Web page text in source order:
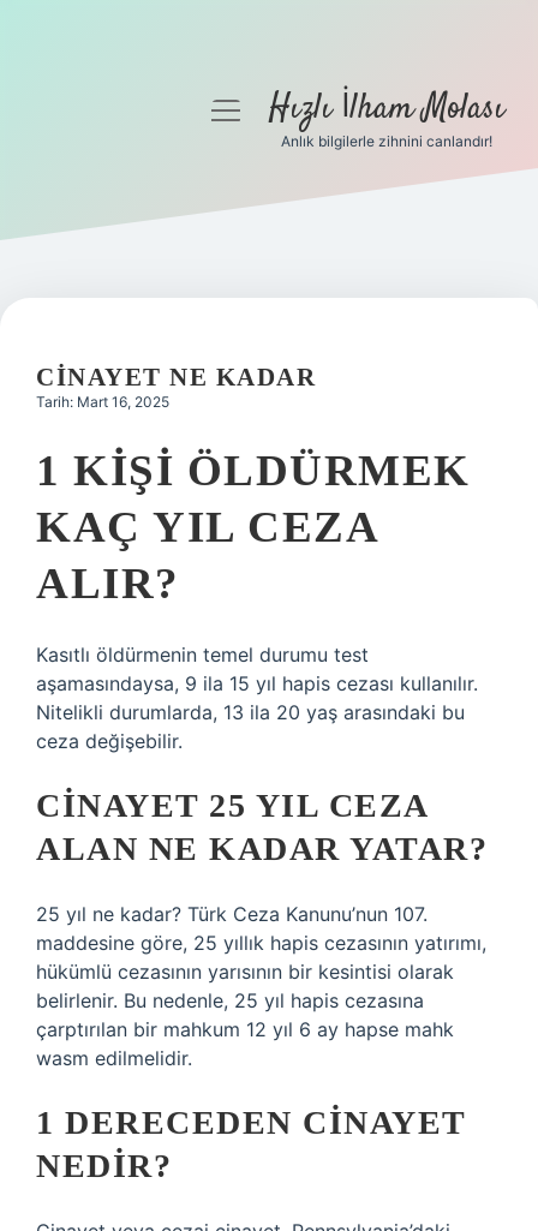
Gizlilik Politikası
Yasal Uyarı
menüyüHızlı İlham Molası
Anlık bilgilerle zihnini canlandır!
CINAYET NE KADAR
Tarih: Mart 16, 2025
1 KIŞI ÖLDÜRMEK
KAÇ YIL CEZA
ALIR?
Kasıtlı öldürmenin temel durumu test
aşamasındaysa, 9 ila 15 yıl hapis cezası kullanılır.
Nitelikli durumlarda, 13 ila 20 yaş arasındaki bu
ceza değişebilir.
CINAYET 25 YIL CEZA
ALAN NE KADAR YATAR?
25 yıl ne kadar? Türk Ceza Kanunu’nun 107.
maddesine göre, 25 yıllık hapis cezasının yatırımı,
hükümlü cezasının yarısının bir kesintisi olarak
belirlenir. Bu nedenle, 25 yıl hapis cezasına
çarptırılan bir mahkum 12 yıl 6 ay hapse mahk
wasm edilmelidir.
1 DERECEDEN CINAYET
NEDIR?